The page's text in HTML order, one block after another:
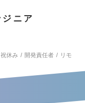
ニア
休み 開発責任者
リモ